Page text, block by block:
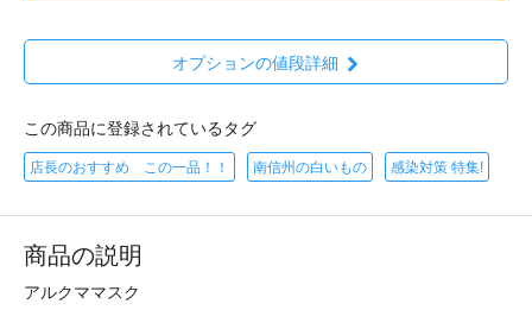
オプションの値段詳細
この商品に登録されているタグ
店長のおすすめ この一品！！ 南信州の白いもの 感染対策 特集!
商品の説明
アルクママスク